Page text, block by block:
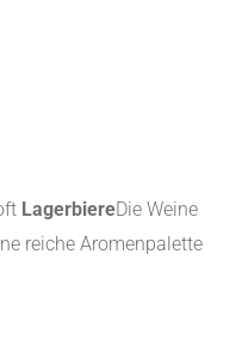
LagerbiereDie Weine
reiche Aromenpalette